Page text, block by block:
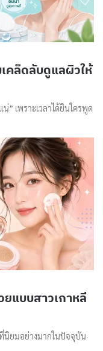
เคล็ดลับดูแลผิวให้
” เพราะเวลาได้ยินใครพูด
ยแบบสาวเกาหลี
นิยมอย่างมากในปัจจุบัน